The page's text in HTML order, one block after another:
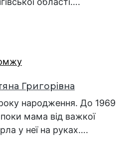
Григорівна
народження. До 1969
мама від важкої
у неї на руках….